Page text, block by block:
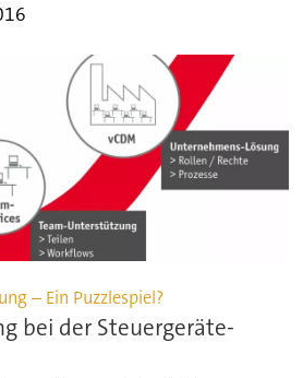
– Ein Puzzlespiel?
bei der Steuergeräte-